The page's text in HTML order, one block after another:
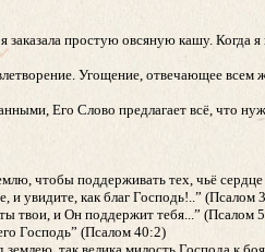
простую овсяную кашу.
Угощение, отвечающее
Его Слово предлагает всё, что
чтобы поддерживать тех, чьё
и увидите, как благ Господь!..” (Псалом
твои, и Он поддержит тебя...” (Псалом
Господь” (Псалом 40:2)